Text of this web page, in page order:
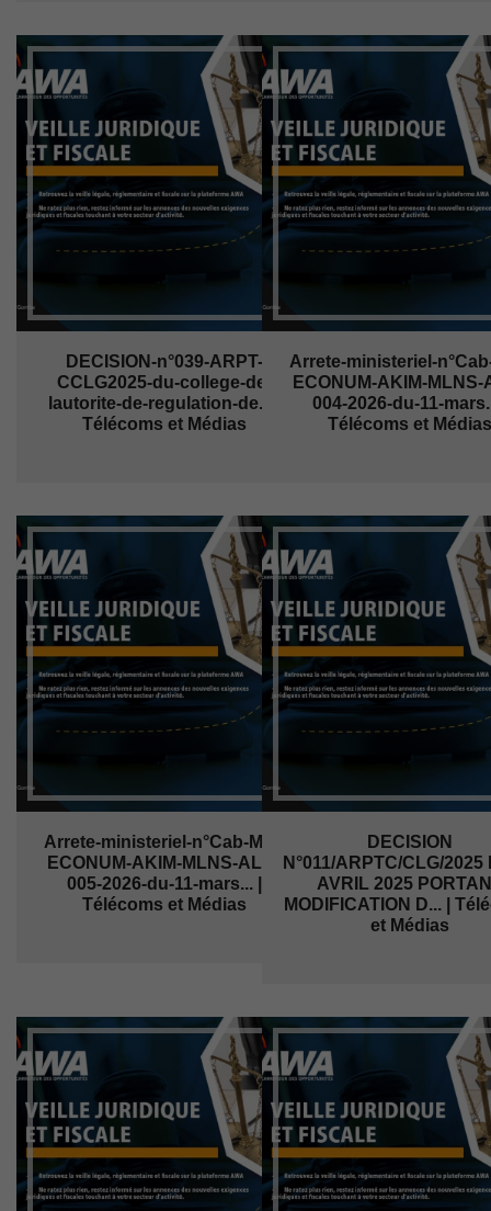
DECISION-n°039-ARPT-
CCLG2025-du-college-de-
lautorite-de-regulation-de... |
Télécoms et Médias
Arrete-ministeriel-
ECONUM-AKIM-MLNS-
004-2026-du-11-
Télécoms et Médias
Arrete-ministeriel-n°Cab-MIN-
ECONUM-AKIM-MLNS-ALM-
005-2026-du-11-mars... |
Télécoms et Médias
DECISION
N°011/ARPTC/CLG/2025
AVRIL 2025
MODIFICATION D... |
et Médias